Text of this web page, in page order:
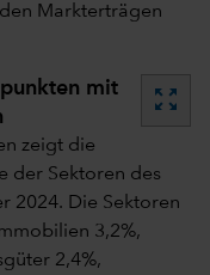
Markterträgen
mit
zoom_out_map